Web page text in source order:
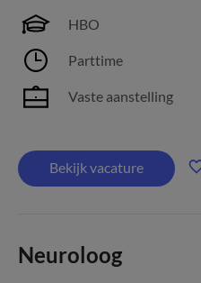
HBO
Parttime
Vaste aanstelling
Bekijk vacature
Neuroloog